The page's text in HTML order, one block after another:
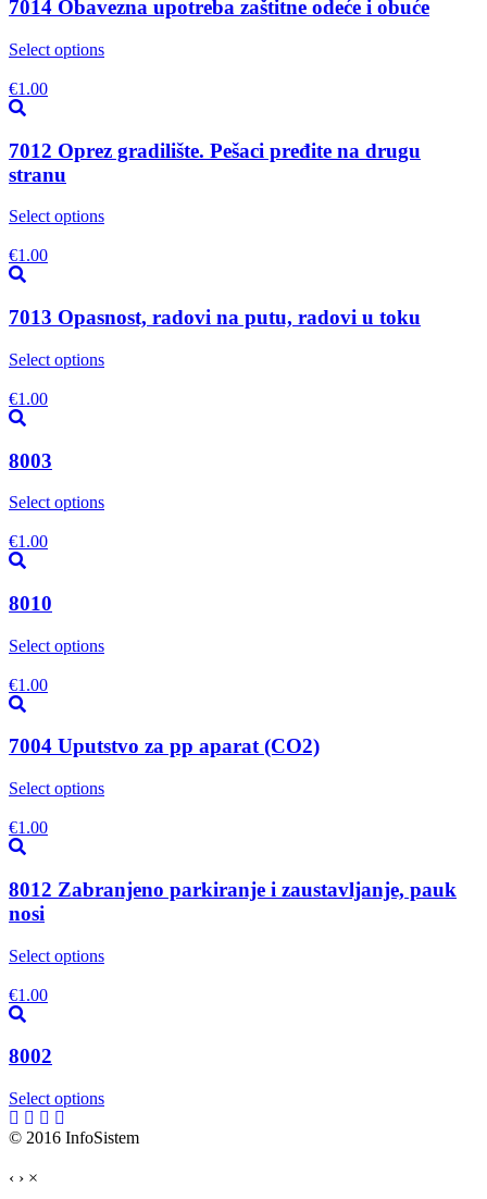
7014 Obavezna upotreba zaštitne odeće i obuće
Select options
€1.00
7012 Oprez gradilište. Pešaci pređite na drugu
stranu
Select options
€1.00
7013 Opasnost, radovi na putu, radovi u toku
Select options
€1.00
8003
Select options
€1.00
8010
Select options
€1.00
7004 Uputstvo za pp aparat (CO2)
Select options
€1.00
8012 Zabranjeno parkiranje i zaustavljanje, pauk
nosi
Select options
€1.00
8002
Select options
© 2016 InfoSistem
‹ › ×